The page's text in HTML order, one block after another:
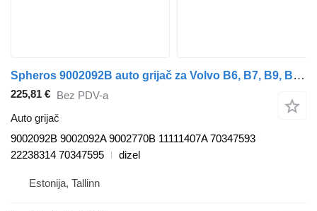
Spheros 9002092B auto grijač za Volvo B6, B7, B9, B10, B12 bus (1978-2011) autobusa
225,81 € Bez PDV-a
Auto grijač
9002092B 9002092A 9002770B 11111407A 70347593
22238314 70347595
dizel
Estonija, Tallinn